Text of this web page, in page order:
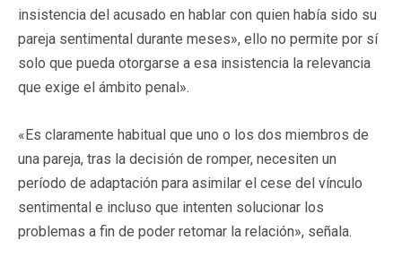
insistencia del acusado en hablar con quien había sido su
pareja sentimental durante meses», ello no permite por sí
solo que pueda otorgarse a esa insistencia la relevancia
que exige el ámbito penal».
«Es claramente habitual que uno o los dos miembros de
una pareja, tras la decisión de romper, necesiten un
período de adaptación para asimilar el cese del vínculo
sentimental e incluso que intenten solucionar los
problemas a fin de poder retomar la relación», señala.